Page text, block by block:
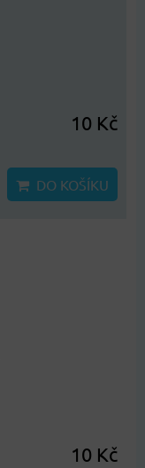
10 Kč
DO KOŠÍKU
10 Kč